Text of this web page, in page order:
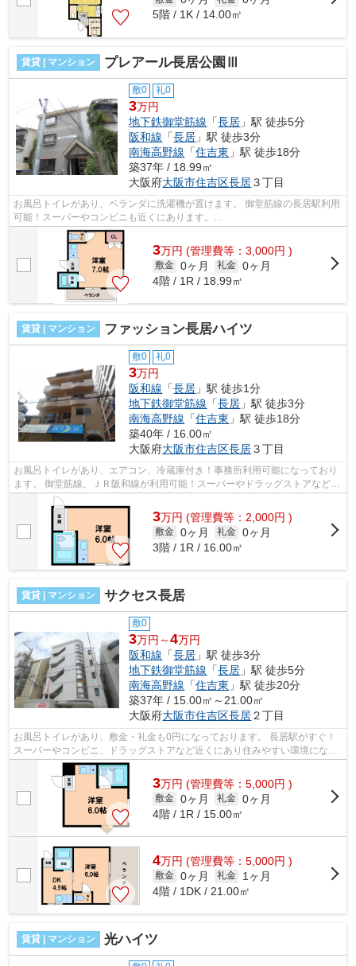
5階 / 1K / 14.00㎡
賃貸 | マンション プレアール長居公園Ⅲ
敷0 礼0
3万円
地下鉄御堂筋線 「長居 」駅 徒歩5分
阪和線 「長居 」駅 徒歩3分
南海高野線 「住吉東 」駅 徒歩18分
築37年 / 18.99㎡
大阪府大阪市住吉区長居３丁目
お風呂トイレがあり、ベランダに洗濯機が置けます。 御堂筋線の長居駅利用
可能！スーパーやコンビニも近くにあります。
■□■□■□■□■□■□■□■□■□■□■□■□■□■□■□■□■□■□■□■□ ご覧いただき、あ...
3万円 (管理費等：3,000円 )
敷金 0ヶ月 礼金 0ヶ月
4階 / 1R / 18.99㎡
賃貸 | マンション ファッション長居ハイツ
敷0 礼0
3万円
阪和線 「長居 」駅 徒歩1分
地下鉄御堂筋線 「長居 」駅 徒歩3分
南海高野線 「住吉東 」駅 徒歩18分
築40年 / 16.00㎡
大阪府大阪市住吉区長居３丁目
お風呂トイレがあり、エアコン、冷蔵庫付き！事務所利用可能になっており
ます。 御堂筋線、ＪＲ阪和線が利用可能！スーパーやドラッグストアなど近
3万円 (管理費等：2,000円 )
敷金 0ヶ月 礼金 0ヶ月
3階 / 1R / 16.00㎡
賃貸 | マンション サクセス長居
敷0
3万円～4万円
阪和線 「長居 」駅 徒歩3分
地下鉄御堂筋線 「長居 」駅 徒歩5分
南海高野線 「住吉東 」駅 徒歩20分
築37年 / 15.00㎡～21.00㎡
大阪府大阪市住吉区長居２丁目
お風呂トイレがあり、敷金・礼金も0円になっております。 長居駅がすぐ！
スーパーやコンビニ、ドラッグストアなど近くにあり住みやすい環境になっ
ております。 ■□■□■□■□■□■□■□■□■□■□...
3万円 (管理費等：5,000円 )
敷金 0ヶ月 礼金 0ヶ月
4階 / 1R / 15.00㎡
4万円 (管理費等：5,000円 )
敷金 0ヶ月 礼金
1ヶ月
4階 / 1DK / 21.00㎡
賃貸 | マンション 光ハイツ